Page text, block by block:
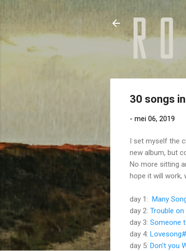
30 songs
- mei 06, 2019
I set myself the
new album, but
No more sitting
hope it will work,
day 1 : Many
day 2: Trouble on
day 3: Someone
day 4:
day 5: Don't you